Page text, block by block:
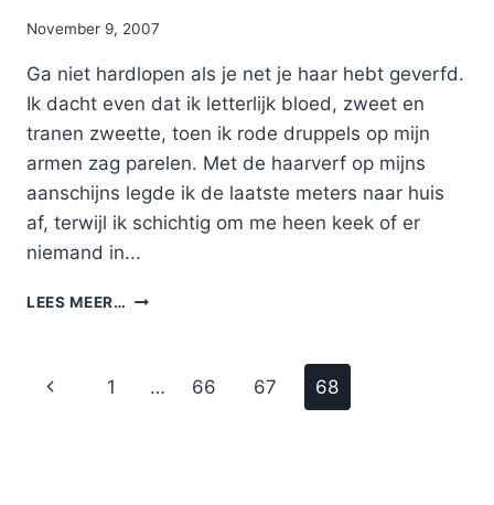
By
November 9, 2007
Ga niet hardlopen als je net je haar hebt geverfd.
Ik dacht even dat ik letterlijk bloed, zweet en
tranen zweette, toen ik rode druppels op mijn
armen zag parelen. Met de haarverf op mijns
aanschijns legde ik de laatste meters naar huis
af, terwijl ik schichtig om me heen keek of er
niemand in...
LEES MEER… TIP
Page
Previous
1 … 66 67 68